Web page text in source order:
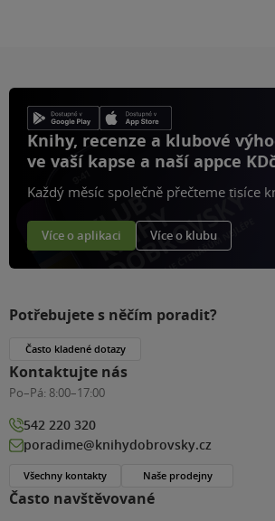
Knihy, recenze a klubové
ve vaší kapse a naší appce
Každý měsíc společně přečteme tisíce
Více o aplikaci Více o klubu
Často navštěvované
Potřebujete s něčím poradit?
Často kladené dotazy
Kontaktujte nás
Po–Pá: 8:00–17:00
542 220 320
poradime@knihydobrovsky.cz
Všechny kontakty Naše prodejny